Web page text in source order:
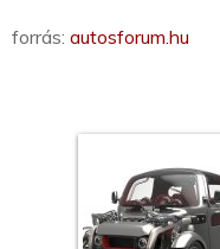
forrás: autosforum.hu